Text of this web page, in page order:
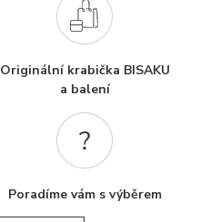
Originální krabička BISAKU
a balení
Poradíme vám s výběrem